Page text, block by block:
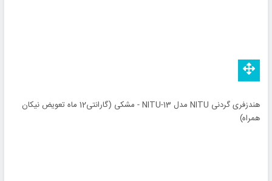
هندزفری گردنی NITU مدل NITU-13 - مشکی (گارانتی12 ماه تعویض نیکان
همراه)